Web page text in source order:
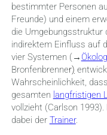
bestimmter Personen
Freunde) und einem
die Umgebungsstruktur
indirektem Einfluss auf
vier Systemen (→
Bronfenbrenner)
Wahrscheinlichkeit,
gesamten langfristigen
vollzieht (Carlson
dabei der Trainer.